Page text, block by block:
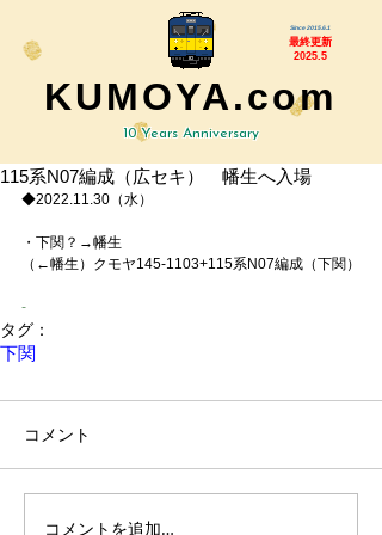
Since 2015.6.1
最終更新
2025.5
KUMOYA.com
10 Years Anniversary
115系N07編成（広セキ） 幡生へ入場
◆2022.11.30（水）
・下関？→幡生
（←幡生）クモヤ145-1103+115系N07編成（下関）
-
タグ：
下関
コメント
コメントを追加…